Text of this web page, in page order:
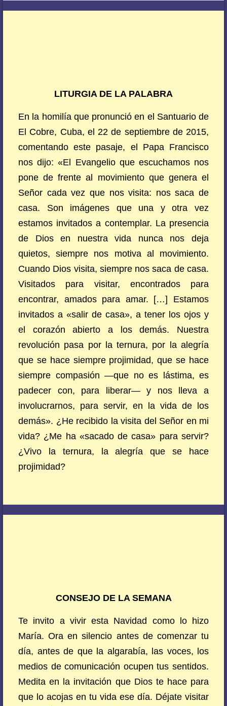
LITURGIA DE LA PALABRA
En la homilía que pronunció en el Santuario de
El Cobre, Cuba, el 22 de septiembre de 2015,
comentando este pasaje, el Papa Francisco
nos dijo: «El Evangelio que escuchamos nos
pone de frente al movimiento que genera el
Señor cada vez que nos visita: nos saca de
casa. Son imágenes que una y otra vez
estamos invitados a contemplar. La presencia
de Dios en nuestra vida nunca nos deja
quietos, siempre nos motiva al movimiento.
Cuando Dios visita, siempre nos saca de casa.
Visitados para visitar, encontrados para
encontrar, amados para amar. […] Estamos
invitados a «salir de casa», a tener los ojos y
el corazón abierto a los demás. Nuestra
revolución pasa por la ternura, por la alegría
que se hace siempre projimidad, que se hace
siempre compasión —que no es lástima, es
padecer con, para liberar— y nos lleva a
involucrarnos, para servir, en la vida de los
demás». ¿He recibido la visita del Señor en mi
vida? ¿Me ha «sacado de casa» para servir?
¿Vivo la ternura, la alegría que se hace
projimidad?
CONSEJO DE LA SEMANA
Te invito a vivir esta Navidad como lo hizo
María. Ora en silencio antes de comenzar tu
día, antes de que la algarabía, las voces, los
medios de comunicación ocupen tus sentidos.
Medita en la invitación que Dios te hace para
que lo acojas en tu vida ese día. Déjate visitar